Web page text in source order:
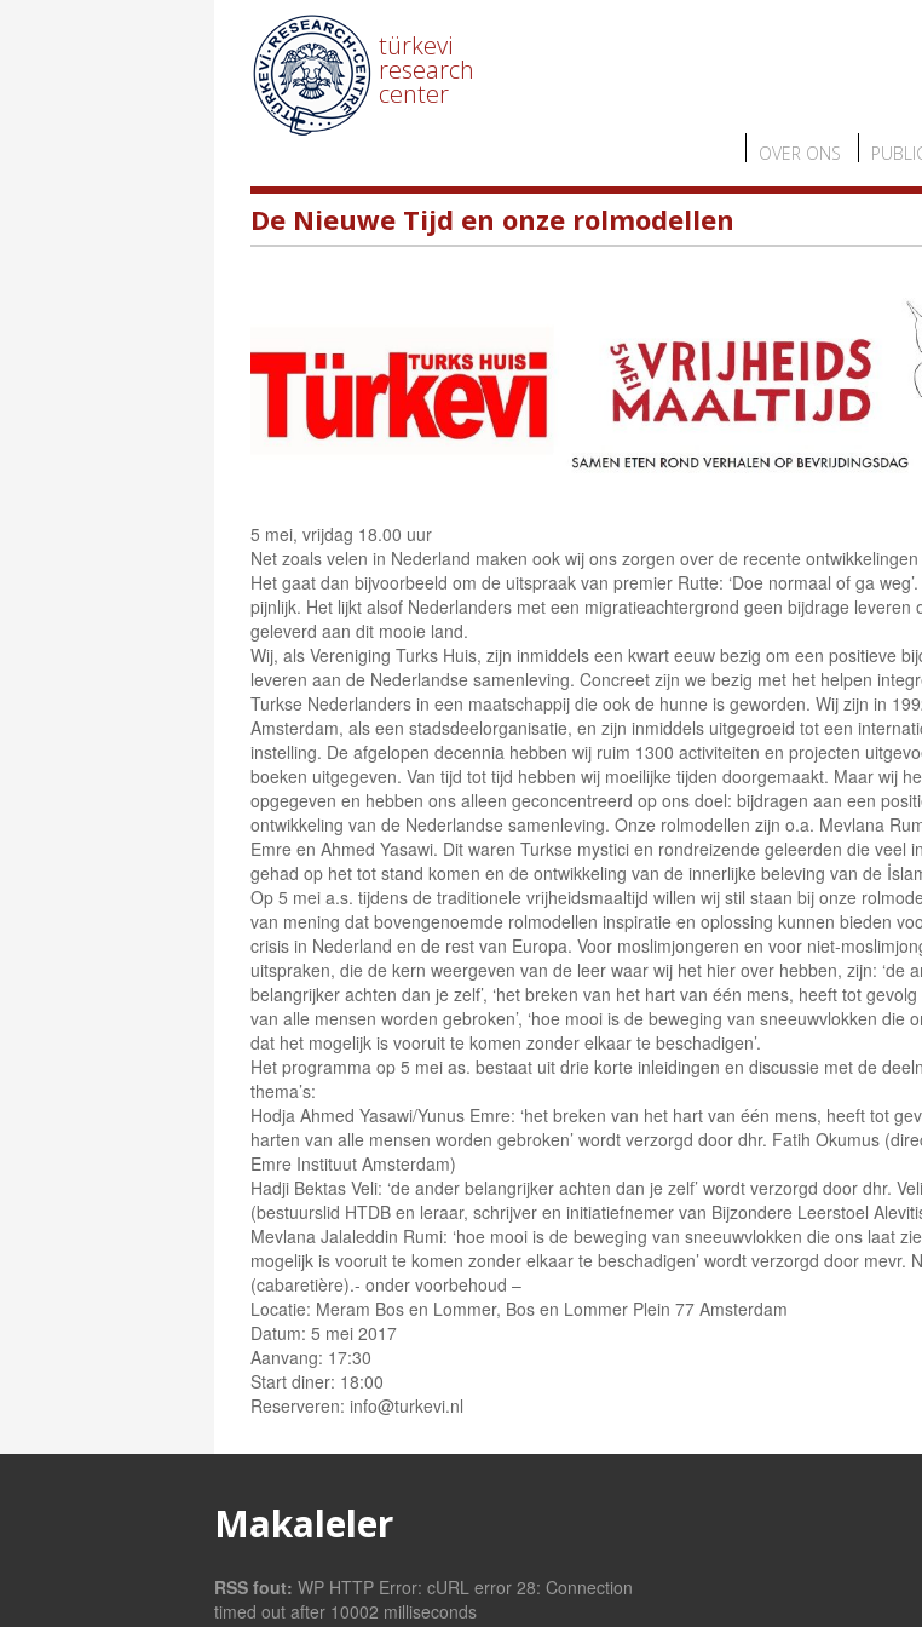
türkevi
research
center
OVER ONS
De Nieuwe Tijd en onze rolmodellen
5 mei, vrijdag 18.00 uur
Net zoals velen in Nederland maken ook wij ons zorgen over de recente
Het gaat dan bijvoorbeeld om de uitspraak van premier Rutte: ‘Doe normaal of ga
pijnlijk. Het lijkt alsof Nederlanders met een migratieachtergrond geen bijdrage leveren
geleverd aan dit mooie land.
Wij, als Vereniging Turks Huis, zijn inmiddels een kwart eeuw bezig om een positieve
leveren aan de Nederlandse samenleving. Concreet zijn we bezig met het helpen
Turkse Nederlanders in een maatschappij die ook de hunne is geworden. Wij zijn in
Amsterdam, als een stadsdeelorganisatie, en zijn inmiddels uitgegroeid tot een
instelling. De afgelopen decennia hebben wij ruim 1300 activiteiten en projecten
boeken uitgegeven. Van tijd tot tijd hebben wij moeilijke tijden doorgemaakt. Maar wij
opgegeven en hebben ons alleen geconcentreerd op ons doel: bijdragen aan een
ontwikkeling van de Nederlandse samenleving. Onze rolmodellen zijn o.a. Mevlana
Emre en Ahmed Yasawi. Dit waren Turkse mystici en rondreizende geleerden die veel
gehad op het tot stand komen en de ontwikkeling van de innerlijke beleving van de
Op 5 mei a.s. tijdens de traditionele vrijheidsmaaltijd willen wij stil staan bij onze
van mening dat bovengenoemde rolmodellen inspiratie en oplossing kunnen bieden
crisis in Nederland en de rest van Europa. Voor moslimjongeren en voor niet-
uitspraken, die de kern weergeven van de leer waar wij het hier over hebben, zijn: ‘de
belangrijker achten dan je zelf’, ‘het breken van het hart van één mens, heeft tot
van alle mensen worden gebroken’, ‘hoe mooi is de beweging van sneeuwvlokken die
dat het mogelijk is vooruit te komen zonder elkaar te beschadigen’.
Het programma op 5 mei as. bestaat uit drie korte inleidingen en discussie met de
thema’s:
Hodja Ahmed Yasawi/Yunus Emre: ‘het breken van het hart van één mens, heeft tot
harten van alle mensen worden gebroken’ wordt verzorgd door dhr. Fatih Okumus
Emre Instituut Amsterdam)
Hadji Bektas Veli: ‘de ander belangrijker achten dan je zelf’ wordt verzorgd door dhr.
(bestuurslid HTDB en leraar, schrijver en initiatiefnemer van Bijzondere Leerstoel
Mevlana Jalaleddin Rumi: ‘hoe mooi is de beweging van sneeuwvlokken die ons laat
mogelijk is vooruit te komen zonder elkaar te beschadigen’ wordt verzorgd door mevr.
(cabaretière).- onder voorbehoud –
Locatie: Meram Bos en Lommer, Bos en Lommer Plein 77 Amsterdam
Datum: 5 mei 2017
Aanvang: 17:30
Start diner: 18:00
Reserveren: info@turkevi.nl
Makaleler
RSS fout: WP HTTP Error: cURL error 28: Connection
timed out after 10002 milliseconds